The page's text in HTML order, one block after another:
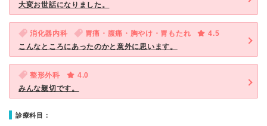
大変お世話になりました。
消化器内科 胃痛・腹痛・胸やけ・胃もたれ
4.5
こんなところにあったのかと意外に思います。
整形外科
4.0
みんな親切です。
診療科目：